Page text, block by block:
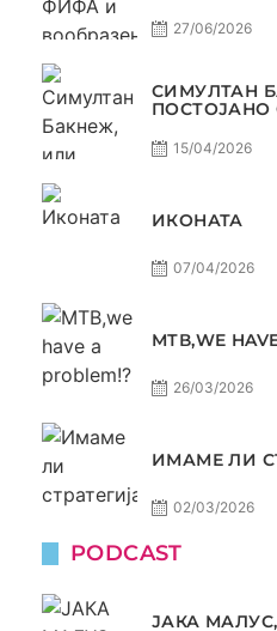
27/06/2026
СИМУЛТАН
ПОСТОЈАНО
15/04/2026
ИКОНАТА
07/04/2026
МТВ,WE
26/03/2026
ИМАМЕ ЛИ
02/03/2026
PODCAST
ЈАКА